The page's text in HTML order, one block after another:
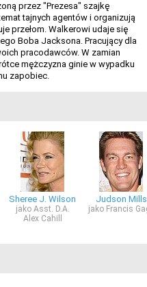
przez "Prezesa" szajkę
tajnych agentów i organizują
przełom. Walkerowi udaje się
Boba Jacksona. Pracujący dla
pracodawców. W zamian
mężczyzna ginie w wypadku
zapobiec.
Sheree J. Wilson
jako Asst. D.A.
Alex Cahill
Judson Mills
jako Francis